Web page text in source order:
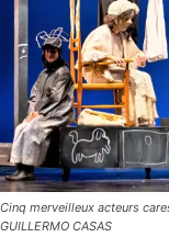
Cinq merveilleux acteurs
GUILLERMO CASAS